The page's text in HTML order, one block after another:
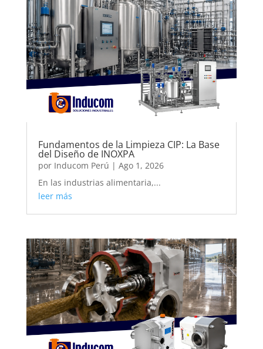
Fundamentos de la Limpieza CIP: La Base
del Diseño de INOXPA
por Inducom Perú | Ago 1, 2026
En las industrias alimentaria,...
leer más